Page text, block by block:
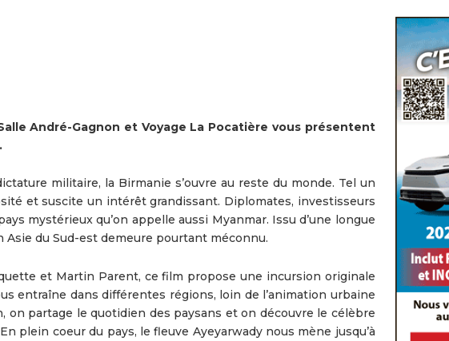
André-Gagnon et Voyage La Pocatière vous présentent
militaire, la Birmanie s’ouvre au reste du monde. Tel un
et suscite un intérêt grandissant. Diplomates, investisseurs
mystérieux qu’on appelle aussi Myanmar. Issu d’une longue
du Sud-est demeure pourtant méconnu.
et Martin Parent, ce film propose une incursion originale
entraîne dans différentes régions, loin de l’animation urbaine
on partage le quotidien des paysans et on découvre le célèbre
plein coeur du pays, le fleuve Ayeyarwady nous mène jusqu’à